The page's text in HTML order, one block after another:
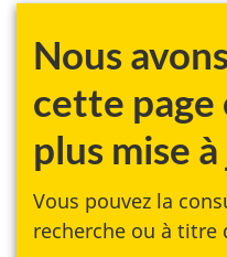
Nous
cette page
plus mise
Vous pouvez la
recherche ou à titre